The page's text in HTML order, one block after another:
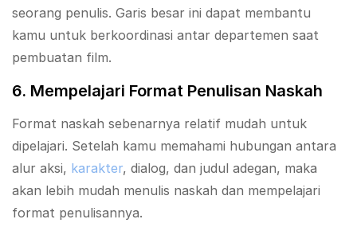
seorang penulis. Garis besar ini dapat membantu
kamu untuk berkoordinasi antar departemen saat
pembuatan film.
6. Mempelajari Format Penulisan Naskah
Format naskah sebenarnya relatif mudah untuk
dipelajari. Setelah kamu memahami hubungan antara
alur aksi, karakter, dialog, dan judul adegan, maka
akan lebih mudah menulis naskah dan mempelajari
format penulisannya.